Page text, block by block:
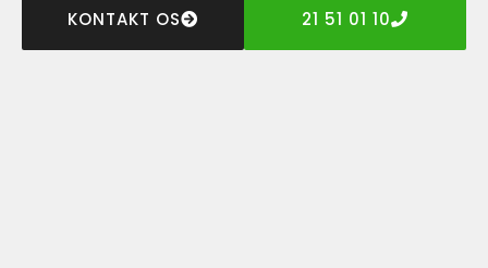
KONTAKT OS 21 51 01 10